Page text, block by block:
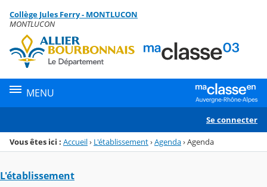
Menu de la rubrique
Contenu
Collège Jules Ferry - MONTLUCON
MONTLUCON
MENU
Se connecter
Vous êtes ici : Accueil› L'établissement›Agenda›Agenda
L'établissement